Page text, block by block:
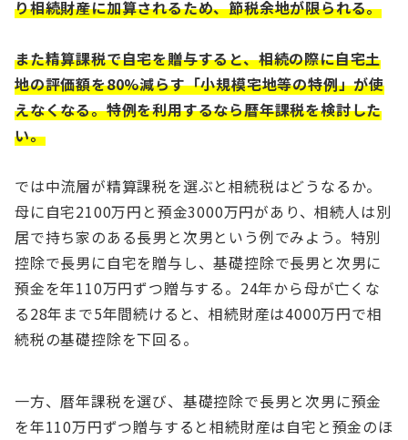
り相続財産に加算されるため、節税余地が限られる。
また精算課税で自宅を贈与すると、相続の際に自宅土
地の評価額を80%減らす「小規模宅地等の特例」が使
えなくなる。特例を利用するなら暦年課税を検討した
い。
では中流層が精算課税を選ぶと相続税はどうなるか。
母に自宅2100万円と預金3000万円があり、相続人は別
居で持ち家のある長男と次男という例でみよう。特別
控除で長男に自宅を贈与し、基礎控除で長男と次男に
預金を年110万円ずつ贈与する。24年から母が亡くな
る28年まで5年間続けると、相続財産は4000万円で相
続税の基礎控除を下回る。
一方、暦年課税を選び、基礎控除で長男と次男に預金
を年110万円ずつ贈与すると相続財産は自宅と預金のほ